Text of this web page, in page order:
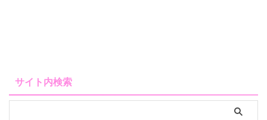
サイト内検索